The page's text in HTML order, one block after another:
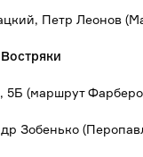
Петр Леонов
5Б (маршрут
Зобенько